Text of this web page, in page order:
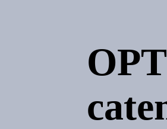
da
30 *
Mano
Giallo